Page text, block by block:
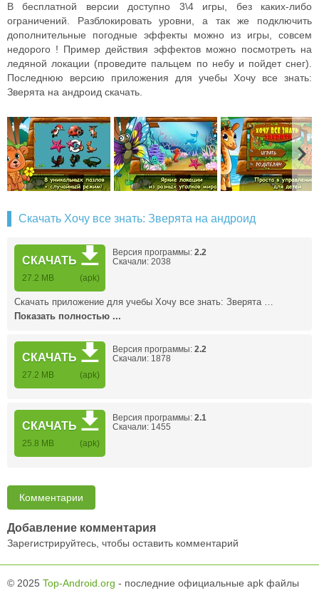
В бесплатной версии доступно 3\4 игры, без каких-либо
ограничений. Разблокировать уровни, а так же подключить
дополнительные погодные эффекты можно из игры, совсем
недорого ! Пример действия эффектов можно посмотреть на
ледяной локации (проведите пальцем по небу и пойдет снег).
Последнюю версию приложения для учебы Хочу все знать:
Зверята на андроид скачать.
Скачать Хочу все знать: Зверята на андроид
СКАЧАТЬ
27.2 MB (apk)
Версия программы: 2.2
Скачали: 2038
Скачать приложение для учебы Хочу все знать: Зверята …
Показать полностью ...
СКАЧАТЬ
27.2 MB (apk)
Версия программы: 2.2
Скачали: 1878
СКАЧАТЬ
25.8 MB (apk)
Версия программы: 2.1
Скачали: 1455
Комментарии
Добавление комментария
Зарегистрируйтесь, чтобы оставить комментарий
© 2025 Top-Android.org - последние официальные apk файлы